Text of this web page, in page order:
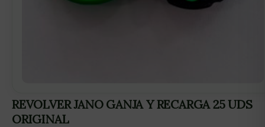
REVOLVER JANO GANJA Y RECARGA 25 UDS
ORIGINAL